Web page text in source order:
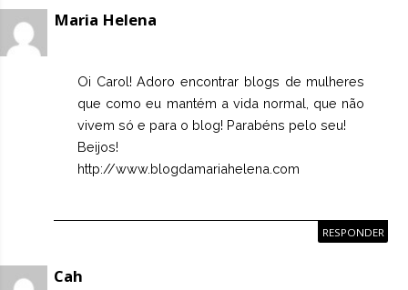
Maria Helena
Oi Carol! Adoro encontrar blogs de mulheres
que como eu mantém a vida normal, que não
vivem só e para o blog! Parabéns pelo seu!
Beijos!
http://www.blogdamariahelena.com
RESPONDER
Cah